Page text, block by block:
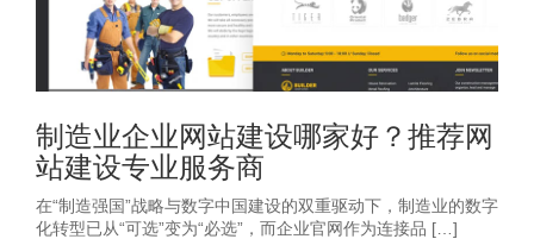
制造业企业网站建设哪家好？推荐网
站建设专业服务商
在“制造强国”战略与数字中国建设的双重驱动下，制造业的数字
化转型已从“可选”变为“必选”，而企业官网作为连接品 […]